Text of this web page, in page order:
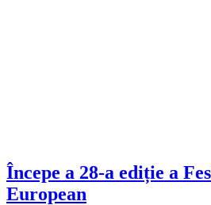
Începe a 28-a ediție a
European